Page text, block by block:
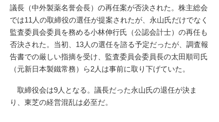
議長（中外製薬名誉会長）の再任案が否決された。株主総会
では11人の取締役の選任が提案されたが、永山氏だけでなく
監査委員会委員を務める小林伸行氏（公認会計士）の再任も
否決された。当初、13人の選任を諮る予定だったが、調査報
告書での厳しい指摘を受け、監査委員会委員長の太田順司氏
（元新日本製鐵常務）ら2人は事前に取り下げていた。
取締役会は9人となる。議長だった永山氏の退任が決ま
り、東芝の経営混乱は必至だ。